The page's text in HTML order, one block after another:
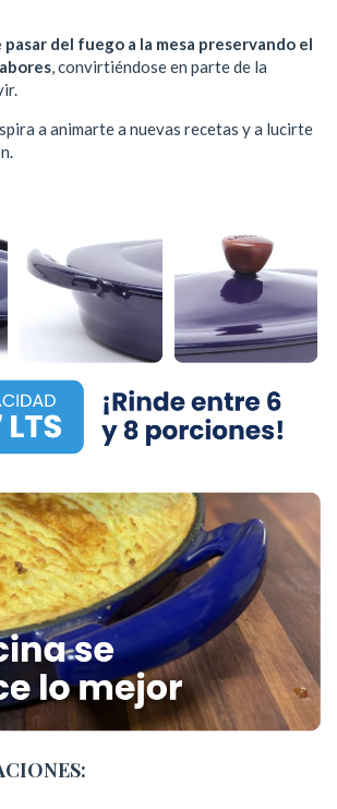
del fuego a la mesa preservando el
, convirtiéndose en parte de la
a animarte a nuevas recetas y a lucirte